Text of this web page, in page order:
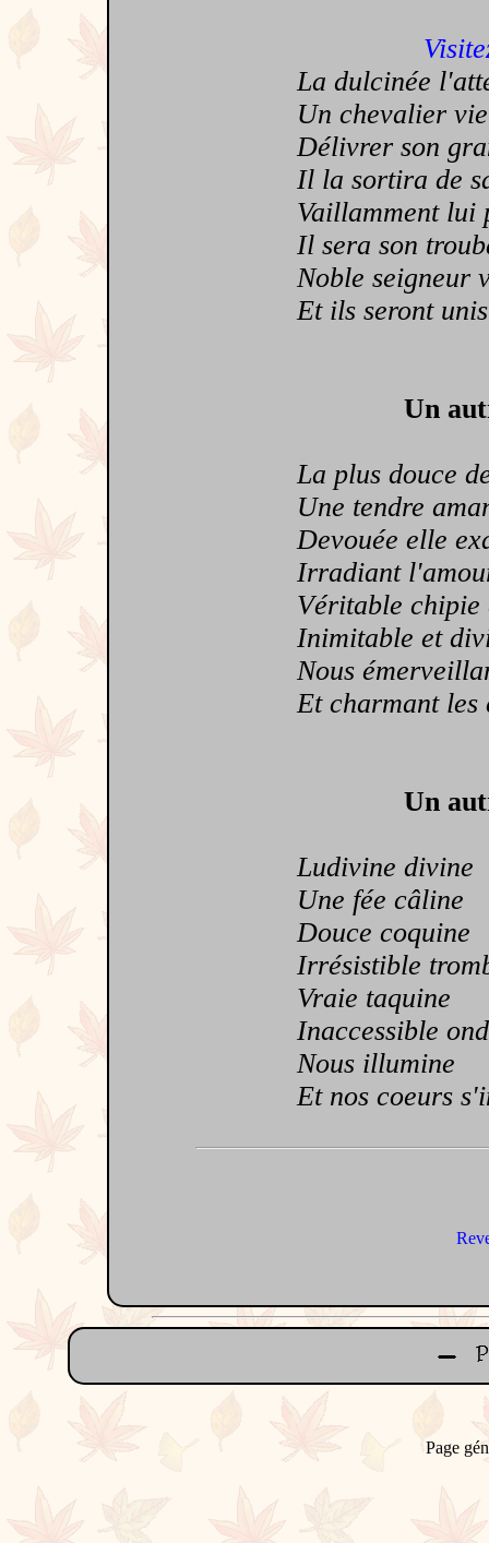
La dulcinée
Un chevalier
Délivrer son
Il la sortira de
Vaillamment lui
Il sera son
Noble seigneur
Et ils seront
Un
La plus douce
Une tendre
Devouée elle
Irradiant
Véritable chipie
Inimitable et
Nous
Et charmant les
Un
Ludivine divine
Une fée câline
Douce coquine
Irrésistible
Vraie taquine
Inaccessible
Nous illumine
Et nos coeurs
Page